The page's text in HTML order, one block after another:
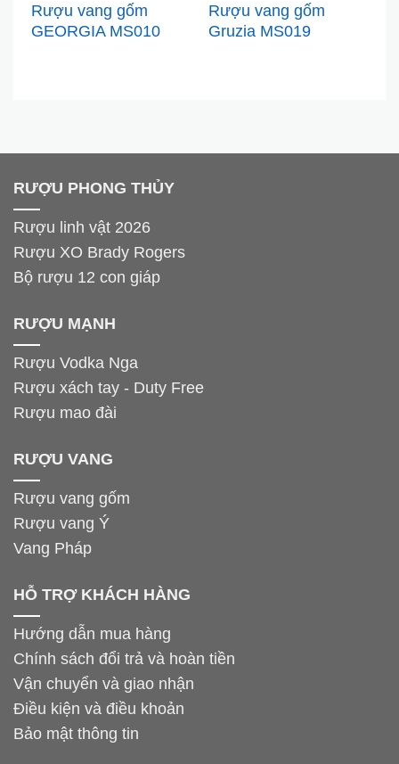
Rượu vang gốm
GEORGIA MS010
Rượu vang gốm
Gruzia MS019
RƯỢU PHONG THỦY
Rượu linh vật 2026
Rượu XO Brady Rogers
Bộ rượu 12 con giáp
RƯỢU MẠNH
Rượu Vodka Nga
Rượu xách tay - Duty Free
Rượu mao đài
RƯỢU VANG
Rượu vang gốm
Rượu vang Ý
Vang Pháp
HỖ TRỢ KHÁCH HÀNG
Hướng dẫn mua hàng
Chính sách đổi trả và hoàn tiền
Vận chuyển và giao nhận
Điều kiện và điều khoản
Bảo mật thông tin